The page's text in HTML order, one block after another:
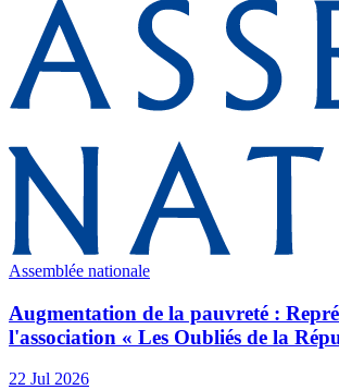
Assemblée nationale
Augmentation de la pauvreté :
l'association « Les Oubliés de la
22 Jul 2026